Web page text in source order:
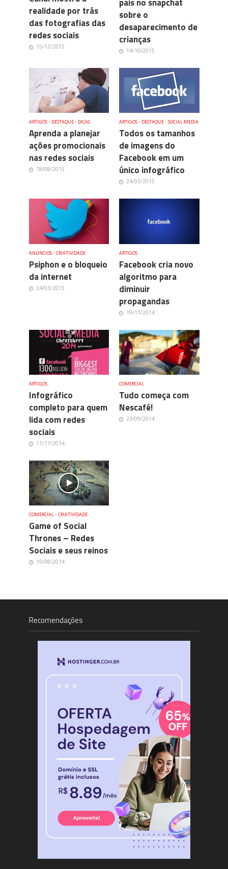
realidade por trás
das fotografias das
redes sociais
15/12/2015
sobre o
desaparecimento de
crianças
14/10/2015
ARTIGOS • DESTAQUE • DICAS
Aprenda a planejar
ações promocionais
nas redes sociais
18/08/2015
ARTIGOS • DESTAQUE • SOCIAL MEDIA
Todos os tamanhos
de imagens do
Facebook em um
único infográfico
24/03/2015
ANÚNCIOS • CRIATIVIDADE
Psiphon e o bloqueio
da internet
24/03/2015
ARTIGOS
Facebook cria novo
algoritmo para
diminuir
propagandas
19/11/2014
ARTIGOS
Infográfico
completo para quem
lida com redes
sociais
11/11/2014
COMERCIAL
Tudo começa com
Nescafé!
23/09/2014
COMERCIAL • CRIATIVIDADE
Game of Social
Thrones – Redes
Sociais e seus reinos
19/08/2014
Recomendações